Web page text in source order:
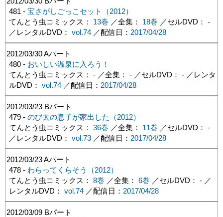
481 - 宝さがしごっこセット（2012）
てんとう虫コミックス： 13巻 ／全集： 18巻 ／セルDVD： -
／レンタルDVD： vol.74／配信日： 2017/04/28
2012/03/30Aパート
480 - おいしい温泉に入ろう！
てんとう虫コミックス： - ／全集： - ／セルDVD： - ／レンタ
ルDVD： vol.74／配信日： 2017/04/28
2012/03/23 Bパート
479 - のび太の息子が家出した（2012）
てんとう虫コミックス： 36巻 ／全集： 11巻 ／セルDVD： -
／レンタルDVD： vol.73／配信日： 2017/04/28
2012/03/23Aパート
478 - わらってくらそう（2012）
てんとう虫コミックス： 8巻 ／全集： 6巻 ／セルDVD： - ／
レンタルDVD： vol.74／配信日： 2017/04/28
2012/03/09 Bパート